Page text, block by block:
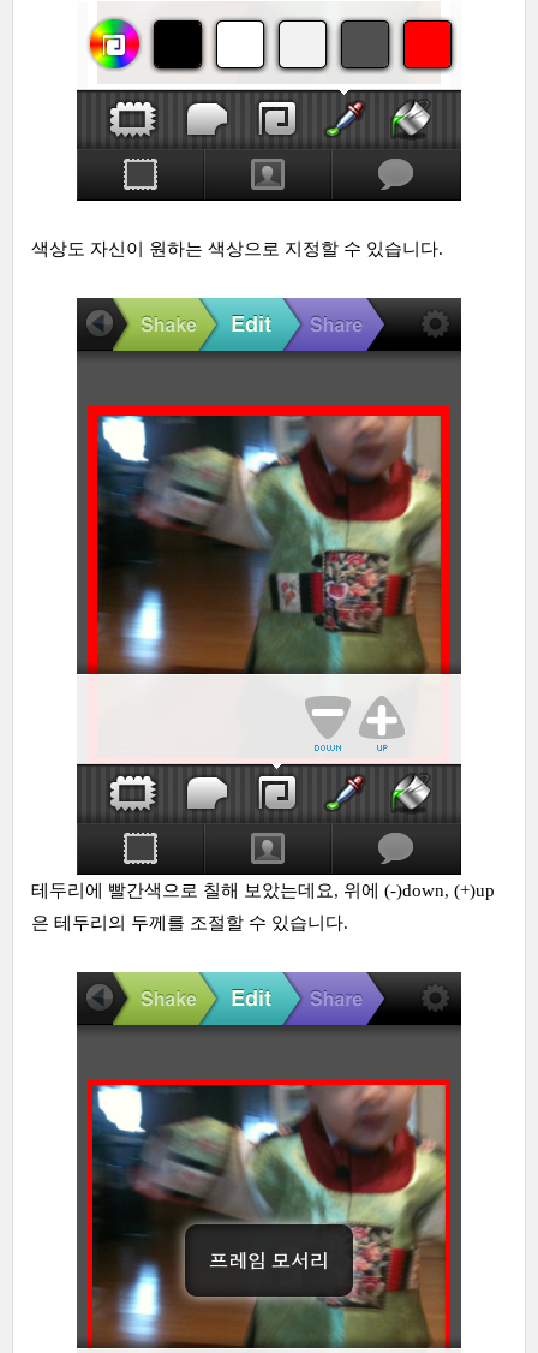
색상도 자신이 원하는 색상으로 지정할 수 있습니다.
테두리에 빨간색으로 칠해 보았는데요, 위에 (-)down, (+)up
은 테두리의 두께를 조절할 수 있습니다.